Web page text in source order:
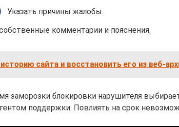
Указать причины жалобы.
комментарии и пояснения.
сайта и восстановить его из веб-
заморозки блокировки нарушителя
поддержки. Повлиять на срок